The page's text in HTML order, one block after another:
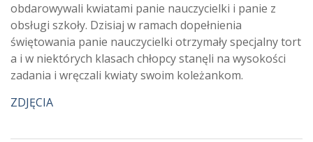
obdarowywali kwiatami panie nauczycielki i panie z
obsługi szkoły. Dzisiaj w ramach dopełnienia
świętowania panie nauczycielki otrzymały specjalny tort
a i w niektórych klasach chłopcy stanęli na wysokości
zadania i wręczali kwiaty swoim koleżankom.
ZDJĘCIA